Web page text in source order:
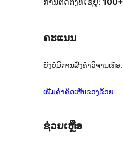
ການຕິດຕັ້ງທີ່ໃຊ້ຢູ່: 100+
ຄະແນນ
ຍັງບໍ່ມີການສົ່ງຄຳວິຈານເທື່ອ.
ເພີ່ມຄຳຄິດເຫັນຂອງຂ້ອຍ
ຊ່ວຍເຫຼືອ